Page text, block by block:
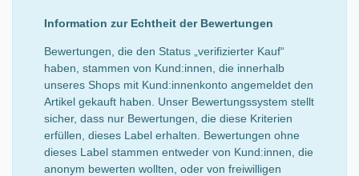
Information zur Echtheit der Bewertungen
Bewertungen, die den Status „verifizierter Kauf“
haben, stammen von Kund:innen, die innerhalb
unseres Shops mit Kund:innenkonto angemeldet den
Artikel gekauft haben. Unser Bewertungssystem stellt
sicher, dass nur Bewertungen, die diese Kriterien
erfüllen, dieses Label erhalten. Bewertungen ohne
dieses Label stammen entweder von Kund:innen, die
anonym bewerten wollten, oder von freiwilligen